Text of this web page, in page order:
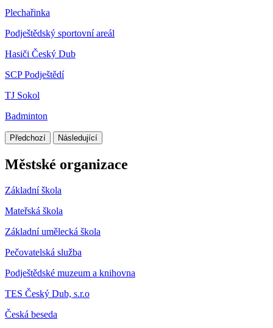
Plechařinka
Podještědský sportovní areál
Hasiči Český Dub
SCP Podještědí
TJ Sokol
Badminton
Předchozí Následující
Městské organizace
Základní škola
Mateřská škola
Základní umělecká škola
Pečovatelská služba
Podještědské muzeum a knihovna
TES Český Dub, s.r.o
Česká beseda